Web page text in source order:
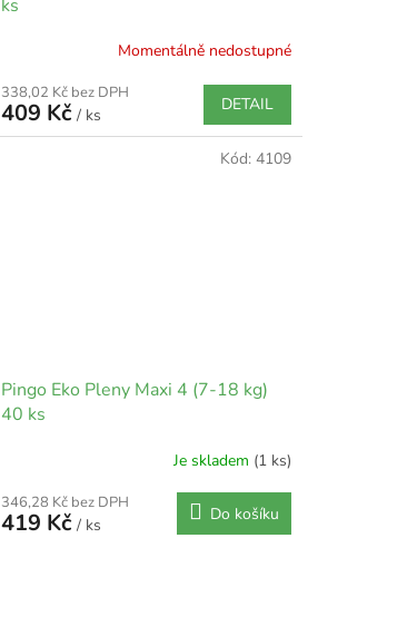
ks
Momentálně nedostupné
338,02 Kč bez DPH
409 Kč / ks
DETAIL
Pingo Eko Pleny Maxi 4 (7-18 kg)
40 ks
Je skladem (1 ks)
346,28 Kč bez DPH
419 Kč / ks
Do košíku
Kód: 4109